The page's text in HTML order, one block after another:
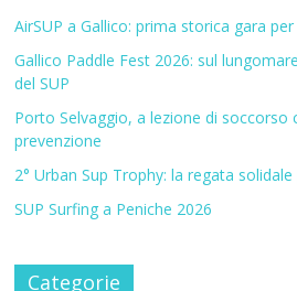
AirSUP a Gallico: prima storica gara
Gallico Paddle Fest 2026: sul
del SUP
Porto Selvaggio, a lezione di soccorso
prevenzione
2° Urban Sup Trophy: la regata solidale
SUP Surfing a Peniche 2026
Categorie